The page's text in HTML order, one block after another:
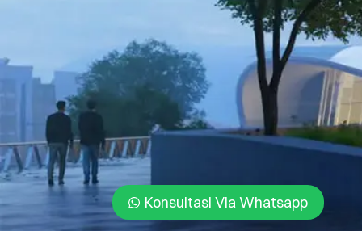
Konsultasi Via Whatsapp